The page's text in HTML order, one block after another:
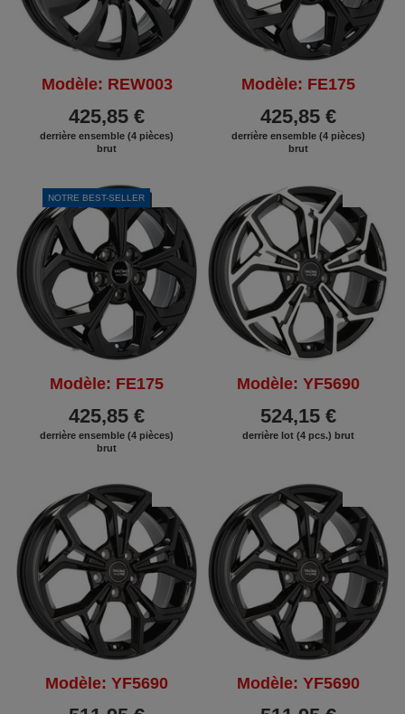
Modèle: REW003
425,85 €
derrière ensemble (4 pièces)
brut
Modèle: FE175
425,85 €
derrière ensemble (4 pièces)
brut
NOTRE BEST-SELLER
Modèle: FE175
425,85 €
derrière ensemble (4 pièces)
brut
Modèle: YF5690
524,15 €
derrière lot (4 pcs.) brut
Modèle: YF5690 Modèle: YF5690